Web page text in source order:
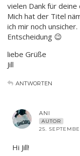
vielen Dank für deine
Mich hat der Titel
ich mir noch
Entscheidung 😉
liebe Grüße
Jill
ANTWORTEN
ANI
AUTOR
25.
Hi Jill!